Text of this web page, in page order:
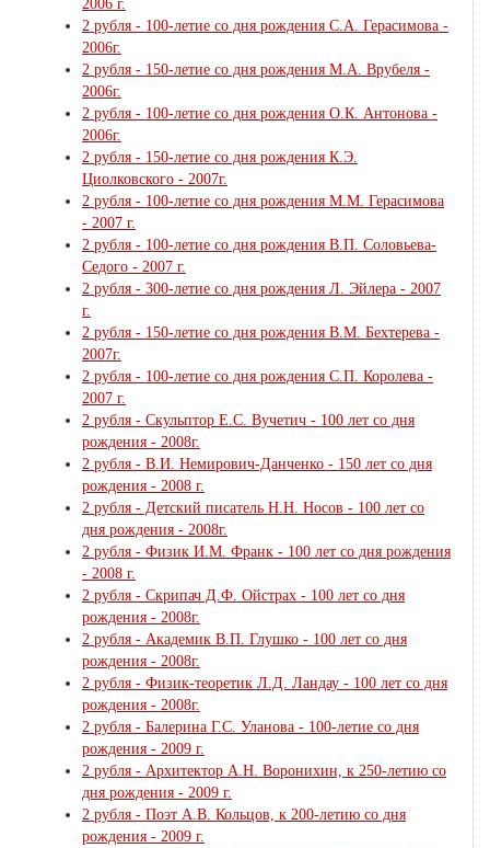
2006 г.
2 рубля - 100-летие со дня рождения С.А. Герасимова -
2006г.
2 рубля - 150-летие со дня рождения М.А. Врубеля -
2006г.
2 рубля - 100-летие со дня рождения О.К. Антонова -
2006г.
2 рубля - 150-летие со дня рождения К.Э.
Циолковского - 2007г.
2 рубля - 100-летие со дня рождения М.М. Герасимова
- 2007 г.
2 рубля - 100-летие со дня рождения В.П. Соловьева-
Седого - 2007 г.
2 рубля - 300-летие со дня рождения Л. Эйлера - 2007
г.
2 рубля - 150-летие со дня рождения В.М. Бехтерева -
2007г.
2 рубля - 100-летие со дня рождения С.П. Королева -
2007 г.
2 рубля - Скульптор Е.С. Вучетич - 100 лет со дня
рождения - 2008г.
2 рубля - В.И. Немирович-Данченко - 150 лет со дня
рождения - 2008 г.
2 рубля - Детский писатель Н.Н. Носов - 100 лет со
дня рождения - 2008г.
2 рубля - Физик И.М. Франк - 100 лет со дня рождения
- 2008 г.
2 рубля - Скрипач Д.Ф. Ойстрах - 100 лет со дня
рождения - 2008г.
2 рубля - Академик В.П. Глушко - 100 лет со дня
рождения - 2008г.
2 рубля - Физик-теоретик Л.Д. Ландау - 100 лет со дня
рождения - 2008г.
2 рубля - Балерина Г.С. Уланова - 100-летие со дня
рождения - 2009 г.
2 рубля - Архитектор А.Н. Воронихин, к 250-летию со
дня рождения - 2009 г.
2 рубля - Поэт А.В. Кольцов, к 200-летию со дня
рождения - 2009 г.